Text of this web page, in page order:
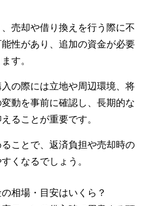
売却や借り換えを行う際に不
性があり、追加の資金が必要
す。
の際には立地や周辺環境、将
動を事前に確認し、長期的な
ることが重要です。
ことで、返済負担や売却時の
くなるでしょう。
相場・目安はいくら？